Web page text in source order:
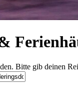
Bitte gib deinen